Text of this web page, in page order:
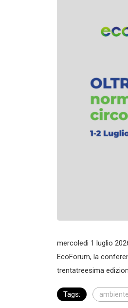
mercoledi 1 luglio
EcoForum, la
trentatreesima
Tags: ambiente